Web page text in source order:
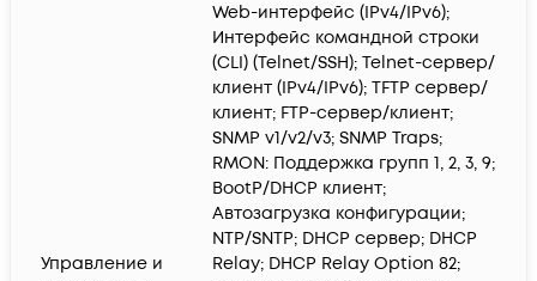
Управление и
Web-интерфейс (IPv4/IPv6);
Интерфейс командной строки
(CLI) (Telnet/SSH); Telnet-сервер/
клиент (IPv4/IPv6); TFTP сервер/
клиент; FTP-сервер/клиент;
SNMP v1/v2/v3; SNMP Traps;
RMON: Поддержка групп 1, 2, 3, 9;
BootP/DHCP клиент;
Автозагрузка конфигурации;
NTP/SNTP; DHCP сервер; DHCP
Relay; DHCP Relay Option 82;